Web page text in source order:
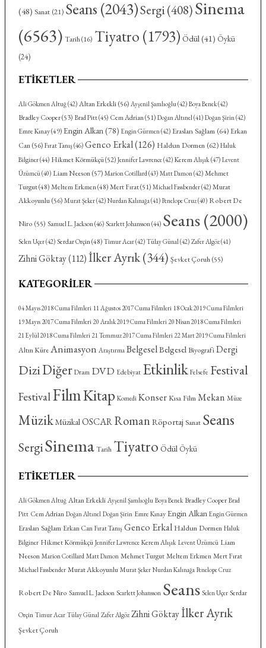
(48) Sanat(21) Seans (2043)Sergi(408)Sinema
(6563) Tarih(16) Tiyatro (1793) Ödül(41) Öykü
(24)
ETIKETLER
Ali Gökmen Altuğ(42) Altan Erkekli(56) Ayşenil Şamlıoğlu(42) Boya Benek(42)
Bradley Cooper(53) Brad Pitt(45) Cem Adrian(51) Doğan Altınel(41) Doğan Şirin(42)
Emre Kınay(49) Engin Alkan(78) Engin Gürmen(42) Eraslan Sağlam(64) Erkan
Can(56) Fırat Tanış(46) Genco Erkal(126) Haldun Dormen(62) Haluk
Bilginer(44) Hikmet Körmükçü(52) Jennifer Lawrence(42) Kerem Alışık(47) Levent
Üzümcü(40) Liam Neeson(57) Marion Cotillard(43) Matt Damon(42) Mehmet
Turgut(48) Meltem Erkmen(48) Mert Fırat(51) Michael Fassbender(42) Murat
Akkoyunlu(56) Murat Şeker(42) Nurdan Kalınağa(41) Penelope Cruz(40) Robert De
Niro (55) Samuel L. Jackson(46) Scarlett Johansson(44) Seans(2000)
Selen Uçer(42) Serdar Orçin(48) Timur Acar(42) Tülay Günal(42) Zafer Algöz(41)
Zihni Göktay(112)İlker Ayrık(344) Şevket Çoruh(55)
KATEGORILER
04 Mayıs 2018 Cuma Filmleri 11 Ağustos 2017 Cuma Filmleri 18 Ocak 2019 Cuma Filmleri
19 Mayıs 2017 Cuma Filmleri 20 Aralık 2019 Cuma Filmleri 20 Nisan 2018 Cuma Filmleri
21 Eylül 2018 Cuma Filmleri 21 Temmuz 2017 Cuma Filmleri 22 Mart 2019 Cuma Filmleri
Altın Küre Animasyon Araştırma BelgeselBelgesel Biyografi Dergi
DiziDiğer Dram DVD Edebiyat Etkinlik Felsefe Festival
FestivalFilmKitap Komedi Konser Kısa Film Mekan Müze
MüzikMüzikalOSCAR RomanRöportaj Sanat Seans
SergiSinema Tarih Tiyatro Ödül Öykü
ETIKETLER
Ali Gökmen Altuğ Altan Erkekli Ayşenil Şamlıoğlu Boya Benek Bradley Cooper Brad
Pitt Cem Adrian Doğan Altınel Doğan Şirin Emre Kınay Engin Alkan Engin Gürmen
Eraslan Sağlam Erkan Can Fırat Tanış Genco Erkal Haldun Dormen Haluk
Bilginer Hikmet Körmükçü Jennifer Lawrence Kerem Alışık Levent Üzümcü Liam
Neeson Marion Cotillard Matt Damon Mehmet Turgut Meltem Erkmen Mert Fırat
Michael Fassbender Murat Akkoyunlu Murat Şeker Nurdan Kalınağa Penelope Cruz
Robert De Niro Samuel L. Jackson Scarlett Johansson Seans Selen Uçer Serdar
Orçin Timur Acar Tülay Günal Zafer Algöz Zihni Göktayİlker Ayrık
Şevket Çoruh